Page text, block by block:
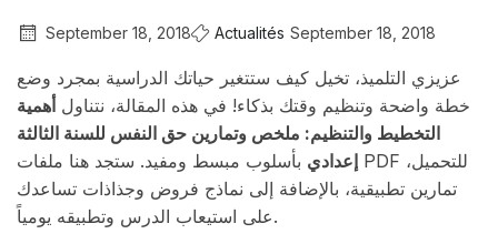
September 18, 2018 Actualités September 18, 2018
عزيزي التلميذ، تخيل كيف ستتغير حياتك الدراسية بمجرد وضع
خطة واضحة وتنظيم وقتك بذكاء! في هذه المقالة، نتناول أهمية
التخطيط والتنظيم: ملخص وتمارين حق النفس للسنة الثالثة
إعدادي بأسلوب مبسط ومفيد. ستجد هنا ملفات PDF للتحميل،
تمارين تطبيقية، بالإضافة إلى نماذج فروض وجذاذات تساعدك
على استيعاب الدرس وتطبيقه يومياً.